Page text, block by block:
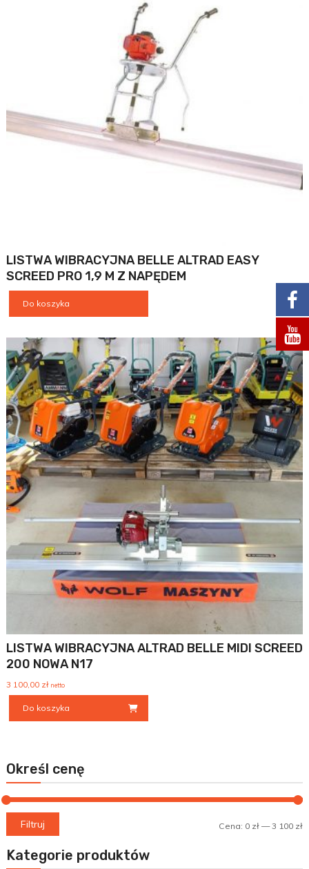
LISTWA WIBRACYJNA BELLE ALTRAD EASY
SCREED PRO 1,9 M Z NAPĘDEM
Do koszyka
LISTWA WIBRACYJNA ALTRAD BELLE MIDI SCREED
200 NOWA N17
3 100,00 zł netto
Do koszyka
Określ cenę
Filtruj Cena: 0 zł —3 100 zł
Kategorie produktów